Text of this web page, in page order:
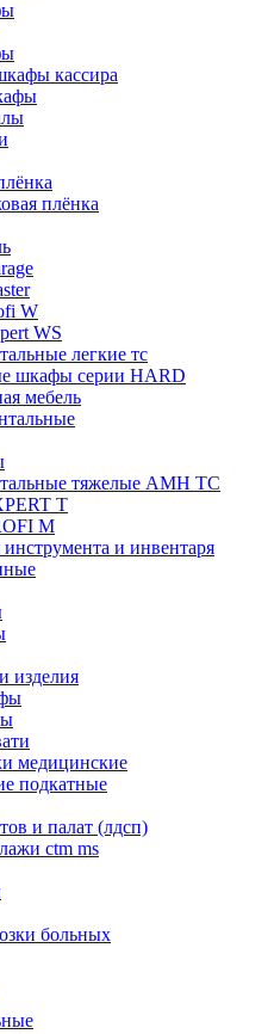
кассира
плёнка
W
WS
легкие тс
шкафы серии HARD
мебель
тяжелые AMH TC
T
M
и инвентаря
изделия
медицинские
подкатные
и палат (лдсп)
ctm ms
больных